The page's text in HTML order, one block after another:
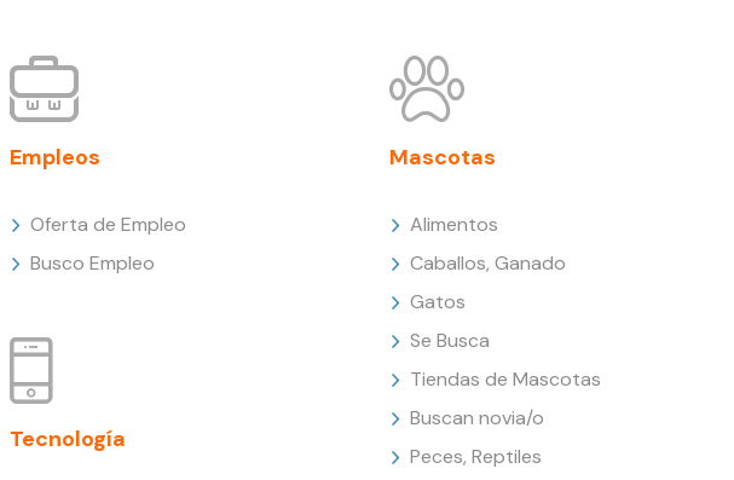
Empleos
Oferta de Empleo
Busco Empleo
Tecnología
Mascotas
Alimentos
Caballos, Ganado
Gatos
Se Busca
Tiendas de Mascotas
Buscan novia/o
Peces, Reptiles